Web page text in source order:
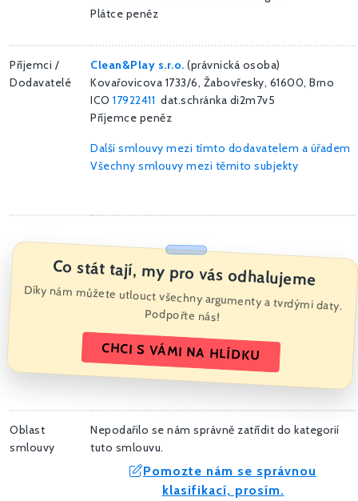
Plátce peněz
Příjemci /
Dodavatelé
Clean&Play s.r.o. (právnická osoba)
Kovařovicova 1733/6, Žabovřesky, 61600, Brno
ICO 17922411 dat.schránka di2m7v5
Příjemce peněz
Další smlouvy mezi tímto dodavatelem a úřadem
Všechny smlouvy mezi těmito subjekty
Co stát tají, my pro vás odhalujeme
Díky nám můžete utlouct všechny argumenty a tvrdými daty.
Podpořte nás!
CHCI S VÁMI NA HLÍDKU
Oblast
smlouvy
Nepodařilo se nám správně zatřídit do kategorií
tuto smlouvu.
Pomozte nám se správnou
klasifikací, prosím.